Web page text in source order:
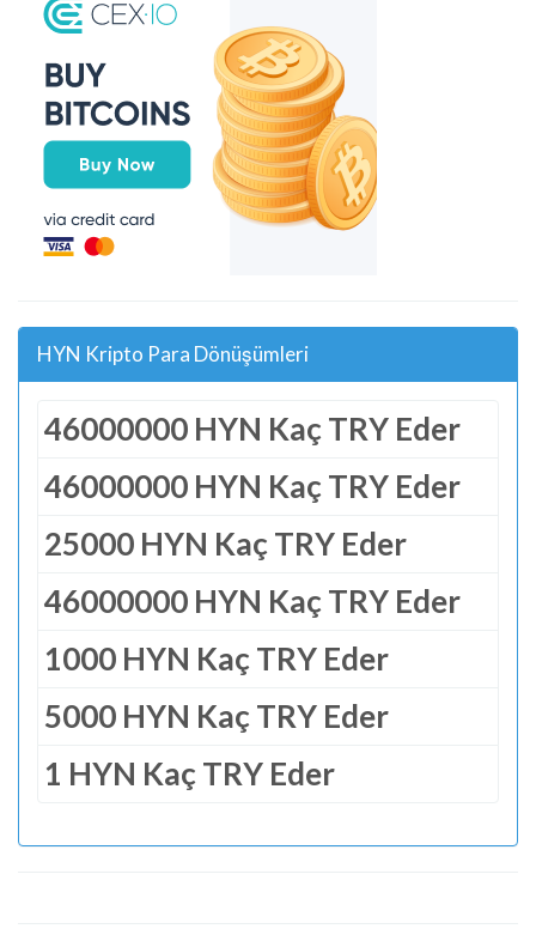
HYN Kripto Para Dönüşümleri
46000000 HYN Kaç TRY Eder
46000000 HYN Kaç TRY Eder
25000 HYN Kaç TRY Eder
46000000 HYN Kaç TRY Eder
1000 HYN Kaç TRY Eder
5000 HYN Kaç TRY Eder
1 HYN Kaç TRY Eder